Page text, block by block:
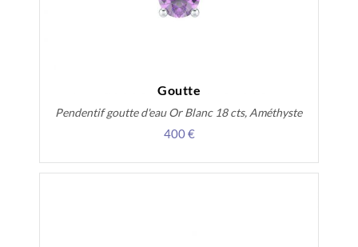
Goutte
Pendentif goutte d'eau Or Blanc 18 cts, Améthyste
400 €